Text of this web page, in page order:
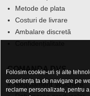
Metode de plata
Costuri de livrare
Ambalare discretă
COMANDA DVS.
Regulament Vouchere
Folosim cookie-uri și alte
experiența ta de navigare pe
reclame personalizate, pentru